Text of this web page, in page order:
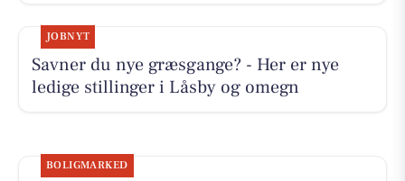
JOBNYT
Savner du nye græsgange? - Her er nye
ledige stillinger i Låsby og omegn
BOLIGMARKED